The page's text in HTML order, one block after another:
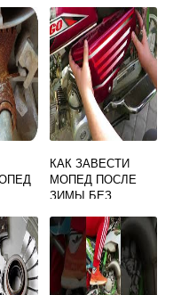
КАК ЗАВЕСТИ
МОПЕД ПОСЛЕ
ЗИМЫ БЕЗ